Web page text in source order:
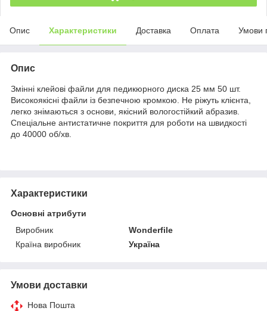
Опис Характеристики Доставка Оплата Умови
Опис
Змінні клейові файли для педикюрного диска 25 мм 50 шт.
Високоякісні файли із безпечною кромкою. Не ріжуть клієнта,
легко знімаються з основи, якісний вологостійкий абразив.
Спеціальне антистатичне покриття для роботи на швидкості
до 40000 об/хв.
Характеристики
Основні атрибути
Виробник
Wonderfile
Країна виробник
Україна
Умови доставки
Нова Пошта